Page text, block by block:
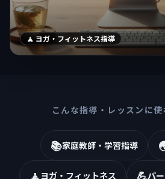
🧘 ヨガ・フィットネス指導
こんな指導・レッスンに
📚家庭教師・学習指導
🧘 ヨガ・フィットネス 💪パ